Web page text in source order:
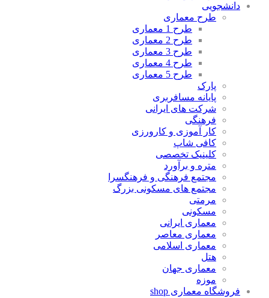
دانشجویی
طرح معماری
طرح 1 معماری
طرح 2 معماری
طرح 3 معماری
طرح 4 معماری
طرح 5 معماری
پارک
پایانه مسافربری
شرکت های ایرانی
فرهنگی
کار آموزی و کارورزی
کافی شاپ
کلینیک تخصصی
متره و برآورد
مجتمع فرهنگی و فرهنگسرا
مجتمع های مسکونی بزرگ
مرمتی
مسکونی
معماری ایرانی
معماری معاصر
معماری اسلامی
هتل
معماری جهان
موزه
فروشگاه معماری shop